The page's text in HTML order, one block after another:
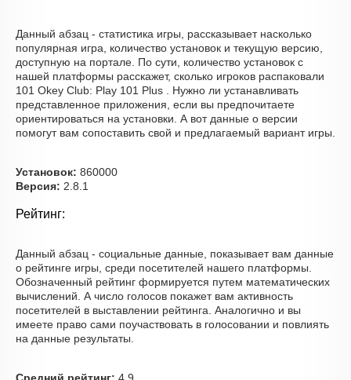
Данный абзац - статистика игры, рассказывает насколько
популярная игра, количество установок и текущую версию,
доступную на портале. По сути, количество установок с
нашей платформы расскажет, сколько игроков распаковали
101 Okey Club: Play 101 Plus . Нужно ли устанавливать
представленное приложения, если вы предпочитаете
ориентироваться на установки. А вот данные о версии
помогут вам сопоставить свой и предлагаемый вариант игры.
Установок: 860000
Версия: 2.8.1
Рейтинг:
Данный абзац - социальные данные, показывает вам данные
о рейтинге игры, среди посетителей нашего платформы.
Обозначенный рейтинг формируется путем математических
вычислений. А число голосов покажет вам активность
посетителей в выставлении рейтинга. Аналогично и вы
имеете право сами поучаствовать в голосовании и повлиять
на данные результаты.